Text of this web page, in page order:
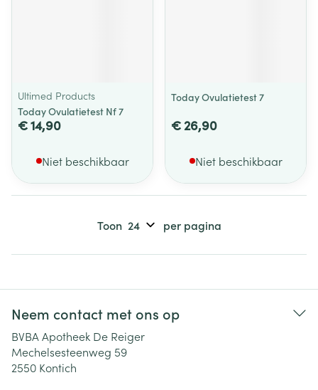
Ultimed Products
Today Ovulatietest Nf 7
€ 14,90
Niet beschikbaar
Today Ovulatietest 7
€ 26,90
Niet beschikbaar
Toon per pagina
Neem contact met ons op
BVBA Apotheek De Reiger
Mechelsesteenweg 59
2550 Kontich